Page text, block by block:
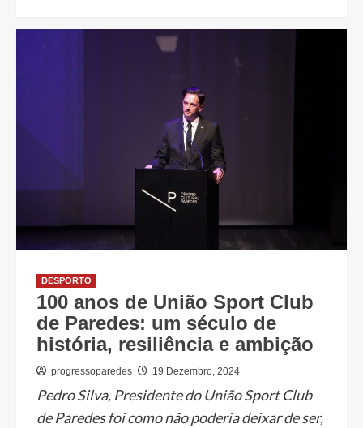
DESPORTO
100 anos de União Sport Club
de Paredes: um século de
história, resiliência e ambição
progressoparedes 19 Dezembro, 2024
Pedro Silva, Presidente do União Sport Club
de Paredes foi como não poderia deixar de ser,